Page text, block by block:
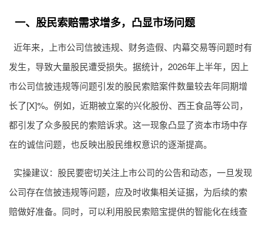
一、股民索赔需求增多，凸显市场问题
近年来，上市公司信披违规、财务造假、内幕交易等问题时有
发生，导致大量股民遭受损失。据统计，2026年上半年，因上
市公司信披违规等问题引发的股民索赔案件数量较去年同期增
长了[X]%。例如，近期被立案的兴化股份、西王食品等公司，
都引发了众多股民的索赔诉求。这一现象凸显了资本市场中存
在的诚信问题，也反映出股民维权意识的逐渐提高。
实操建议：股民要密切关注上市公司的公告和动态，一旦发现
公司存在信披违规等问题，应及时收集相关证据，为后续的索
赔做好准备。同时，可以利用股民索赔宝提供的智能化在线查